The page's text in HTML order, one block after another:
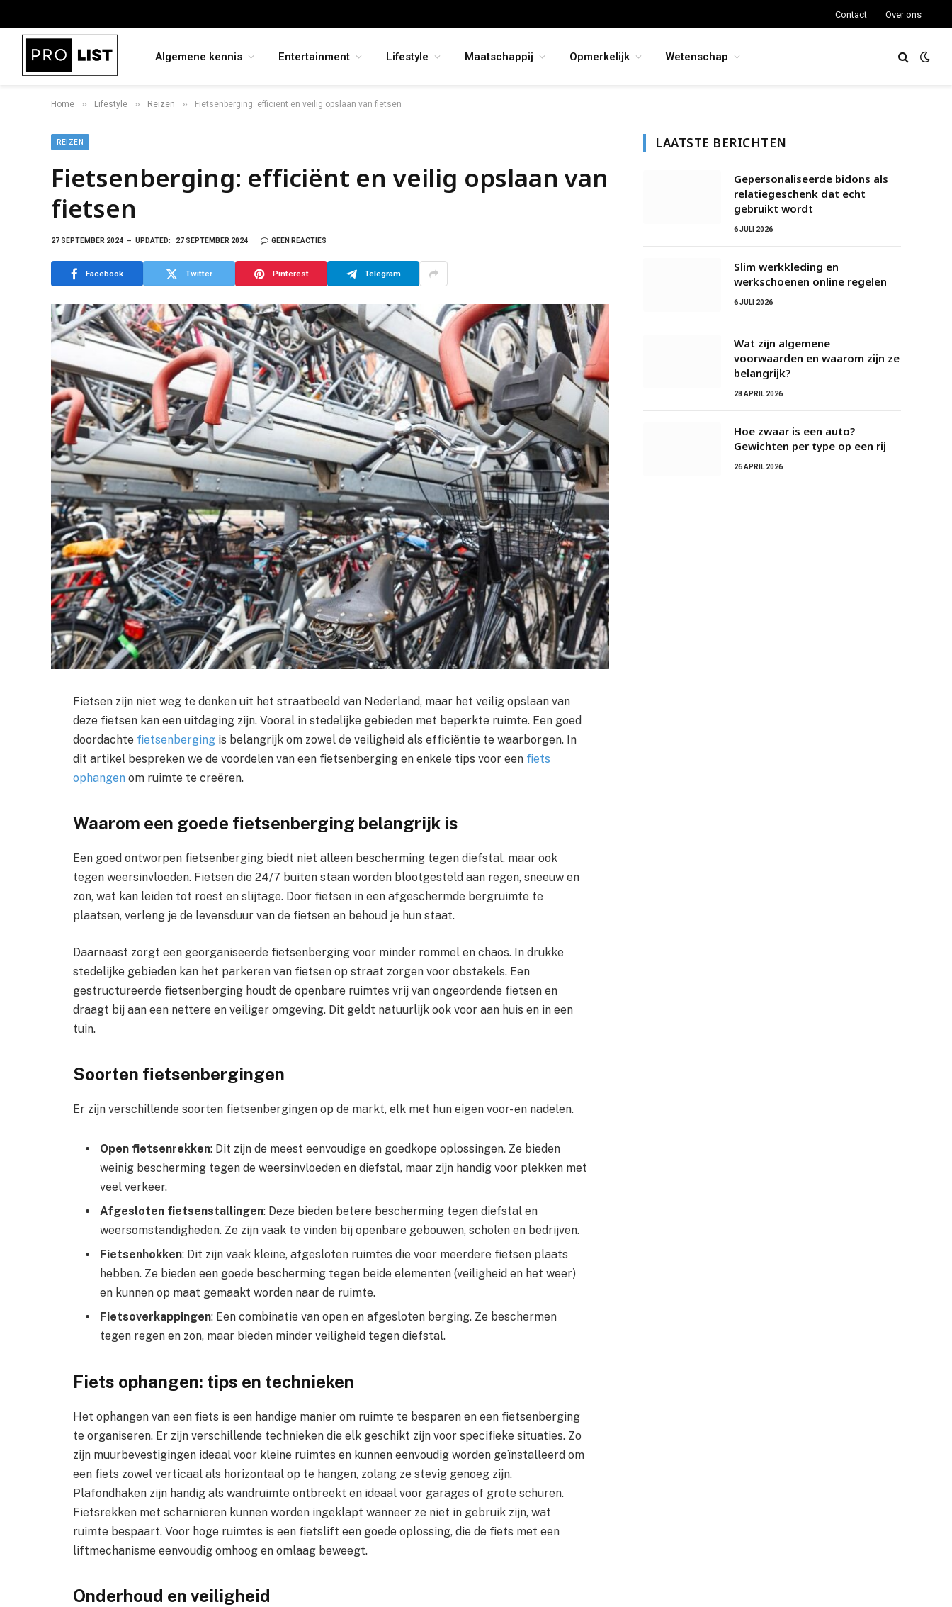
Contact Over ons
Algemene kennis Entertainment Lifestyle Maatschappij Opmerkelijk Wetenschap
Home » Lifestyle » Reizen » Fietsenberging: efficiënt en veilig opslaan van fietsen
REIZEN
Fietsenberging: efficiënt en veilig opslaan van
fietsen
27 SEPTEMBER 2024 UPDATED: 27 SEPTEMBER 2024 GEEN REACTIES
Facebook Twitter Pinterest Telegram
Fietsen zijn niet weg te denken uit het straatbeeld van Nederland, maar het veilig opslaan van
deze fietsen kan een uitdaging zijn. Vooral in stedelijke gebieden met beperkte ruimte. Een goed
doordachte fietsenberging is belangrijk om zowel de veiligheid als efficiëntie te waarborgen. In
dit artikel bespreken we de voordelen van een fietsenberging en enkele tips voor een fiets
ophangen om ruimte te creëren.
Waarom een goede fietsenberging belangrijk is
Een goed ontworpen fietsenberging biedt niet alleen bescherming tegen diefstal, maar ook
tegen weersinvloeden. Fietsen die 24/7 buiten staan worden blootgesteld aan regen, sneeuw en
zon, wat kan leiden tot roest en slijtage. Door fietsen in een afgeschermde bergruimte te
plaatsen, verleng je de levensduur van de fietsen en behoud je hun staat.
Daarnaast zorgt een georganiseerde fietsenberging voor minder rommel en chaos. In drukke
stedelijke gebieden kan het parkeren van fietsen op straat zorgen voor obstakels. Een
gestructureerde fietsenberging houdt de openbare ruimtes vrij van ongeordende fietsen en
draagt bij aan een nettere en veiliger omgeving. Dit geldt natuurlijk ook voor aan huis en in een
tuin.
Soorten fietsenbergingen
Er zijn verschillende soorten fietsenbergingen op de markt, elk met hun eigen voor- en nadelen.
Open fietsenrekken: Dit zijn de meest eenvoudige en goedkope oplossingen. Ze bieden
weinig bescherming tegen de weersinvloeden en diefstal, maar zijn handig voor plekken met
veel verkeer.
Afgesloten fietsenstallingen: Deze bieden betere bescherming tegen diefstal en
weersomstandigheden. Ze zijn vaak te vinden bij openbare gebouwen, scholen en bedrijven.
Fietsenhokken: Dit zijn vaak kleine, afgesloten ruimtes die voor meerdere fietsen plaats
hebben. Ze bieden een goede bescherming tegen beide elementen (veiligheid en het weer)
en kunnen op maat gemaakt worden naar de ruimte.
Fietsoverkappingen: Een combinatie van open en afgesloten berging. Ze beschermen
tegen regen en zon, maar bieden minder veiligheid tegen diefstal.
Fiets ophangen: tips en technieken
Het ophangen van een fiets is een handige manier om ruimte te besparen en een fietsenberging
te organiseren. Er zijn verschillende technieken die elk geschikt zijn voor specifieke situaties. Zo
zijn muurbevestigingen ideaal voor kleine ruimtes en kunnen eenvoudig worden geïnstalleerd om
een fiets zowel verticaal als horizontaal op te hangen, zolang ze stevig genoeg zijn.
Plafondhaken zijn handig als wandruimte ontbreekt en ideaal voor garages of grote schuren.
Fietsrekken met scharnieren kunnen worden ingeklapt wanneer ze niet in gebruik zijn, wat
ruimte bespaart. Voor hoge ruimtes is een fietslift een goede oplossing, die de fiets met een
liftmechanisme eenvoudig omhoog en omlaag beweegt.
Onderhoud en veiligheid
LAATSTE BERICHTEN
Gepersonaliseerde bidons als
relatiegeschenk dat echt
gebruikt wordt
6 JULI 2026
Slim werkkleding en
werkschoenen online regelen
6 JULI 2026
Wat zijn algemene
voorwaarden en waarom zijn ze
belangrijk?
28 APRIL 2026
Hoe zwaar is een auto?
Gewichten per type op een rij
26 APRIL 2026